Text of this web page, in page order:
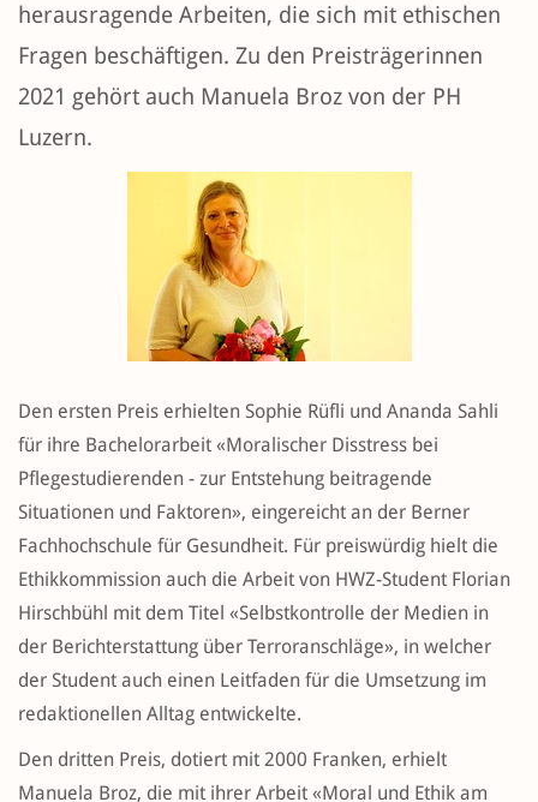
herausragende Arbeiten, die sich mit ethischen
Fragen beschäftigen. Zu den Preisträgerinnen
2021 gehört auch Manuela Broz von der PH
Luzern.
Den ersten Preis erhielten Sophie Rüfli und Ananda Sahli
für ihre Bachelorarbeit «Moralischer Disstress bei
Pflegestudierenden - zur Entstehung beitragende
Situationen und Faktoren», eingereicht an der Berner
Fachhochschule für Gesundheit. Für preiswürdig hielt die
Ethikkommission auch die Arbeit von HWZ-Student Florian
Hirschbühl mit dem Titel «Selbstkontrolle der Medien in
der Berichterstattung über Terroranschläge», in welcher
der Student auch einen Leitfaden für die Umsetzung im
redaktionellen Alltag entwickelte.
Den dritten Preis, dotiert mit 2000 Franken, erhielt
Manuela Broz, die mit ihrer Arbeit «Moral und Ethik am